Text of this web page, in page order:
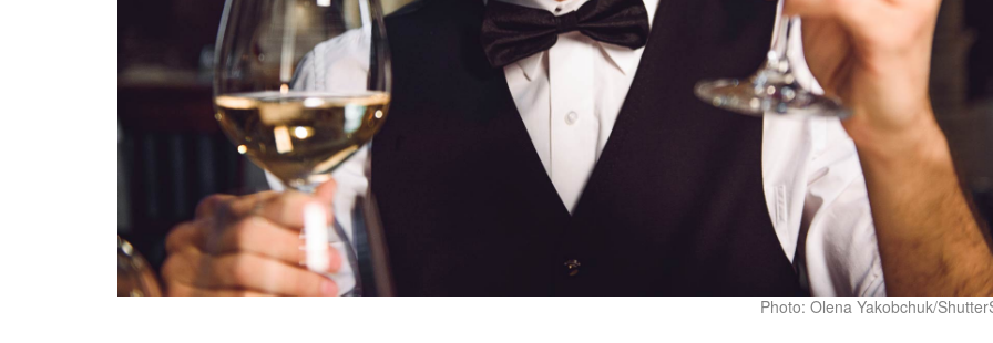
Photo: Olena Yakobchuk/